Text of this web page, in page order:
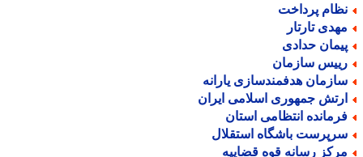
پرداخت
تارتار
حدادی
سازمان
هدفمندسازی یارانه
جمهوری اسلامی ایران
انتظامی استان
باشگاه استقلال
رسانه قوه قضاییه